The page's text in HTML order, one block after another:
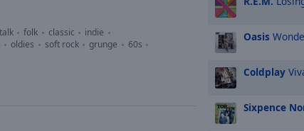
talk folk classic
indie
oldies soft rock grunge
60s
Oasis
Coldplay
Sixpence